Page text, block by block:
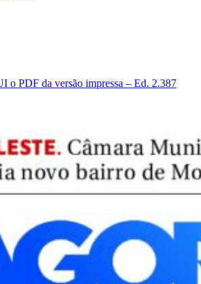
o PDF da versão impressa – Ed. 2.387